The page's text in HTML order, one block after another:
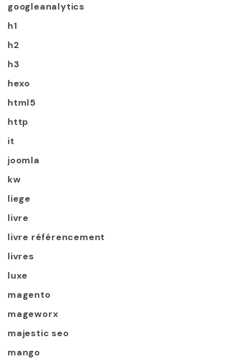
googleanalytics
h1
h2
h3
hexo
html5
http
it
joomla
kw
liege
livre
livre référencement
livres
luxe
magento
mageworx
majestic seo
mango